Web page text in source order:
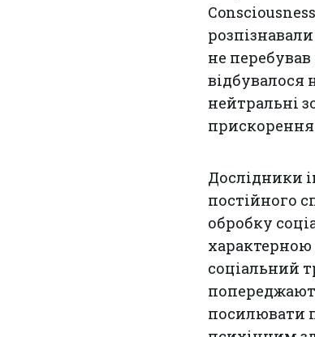
не
нейтральні
прискорення
Дослідники
постійного
обробку
соціальний
посилювати